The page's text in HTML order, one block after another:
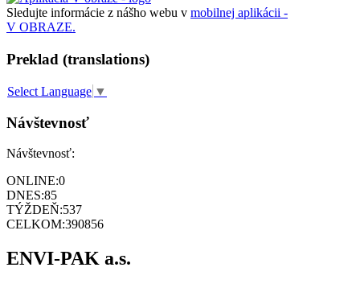
Sledujte informácie z nášho webu v mobilnej aplikácii -
V OBRAZE.
Preklad (translations)
Select Language ▼
Návštevnosť
Návštevnosť:
ONLINE:0
DNES:85
TÝŽDEŇ:537
CELKOM:390856
ENVI-PAK a.s.